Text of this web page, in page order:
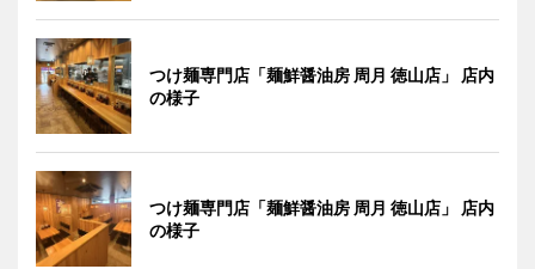
つけ麺専門店「麺鮮醤油房 周月 徳山店」 店内
の様子
つけ麺専門店「麺鮮醤油房 周月 徳山店」 店内
の様子